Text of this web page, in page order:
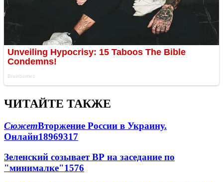
ЧИТАЙТЕ ТАКЖЕ
СюжетВторжение России в Украину.
Онлайн18969317
Зеленский созывает ВР на заседание по
"минималке"1576